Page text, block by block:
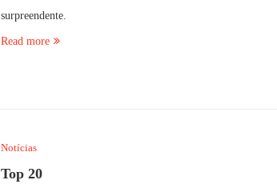
surpreendente.
Read more
Notícias
Top 20